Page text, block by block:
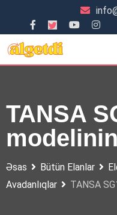
content
TANSA
modelinin
Əsas Bütün Elanlar
Avadanlıqlar
TANSA